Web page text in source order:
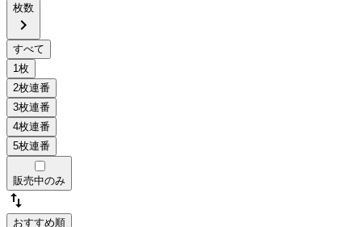
枚数
chevron_right
販売中のみ
swap_vert
おすすめ順